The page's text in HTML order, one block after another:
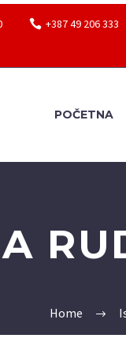
+387 49 206 333
POČETNA
Home